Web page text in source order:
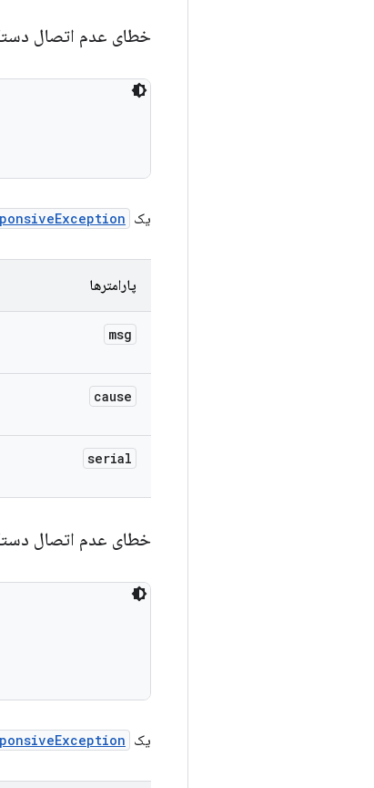
خطای عدم اتصال
یک
پارامترها
msg
cause
serial
خطای عدم اتصال
یک